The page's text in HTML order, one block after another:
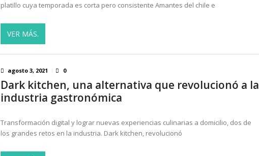
platillo cuya temporada es corta pero consistente Amantes del chile e
VER MÁS.
agosto 3, 2021 0
Dark kitchen, una alternativa que revolucionó a la
industria gastronómica
Transformación digital y lograr nuevas experiencias culinarias a domicilio, dos de
los grandes retos en la industria. Dark kitchen, revolucionó